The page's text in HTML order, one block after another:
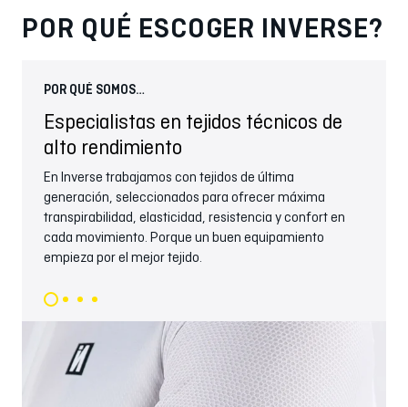
POR QUÉ ESCOGER INVERSE?
POR QUÉ SOMOS…
Especialistas en tejidos técnicos de
alto rendimiento
En Inverse trabajamos con tejidos de última
generación, seleccionados para ofrecer máxima
transpirabilidad, elasticidad, resistencia y confort en
cada movimiento. Porque un buen equipamiento
empieza por el mejor tejido.